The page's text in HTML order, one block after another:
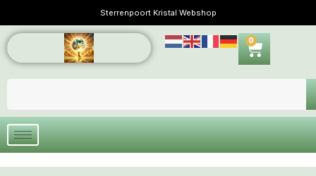
Sterrenpoort Kristal Webshop
0